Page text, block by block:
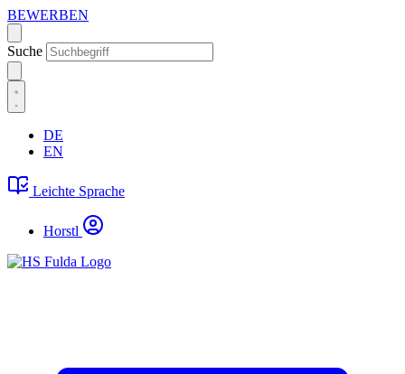
BEWERBEN
Suche
DE
EN
Leichte Sprache
Horstl